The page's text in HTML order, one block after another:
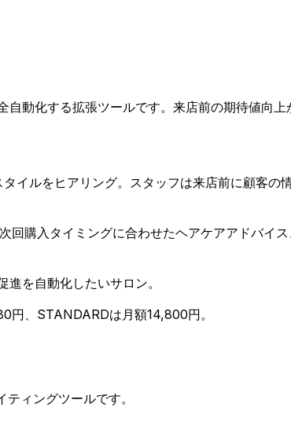
動化する拡張ツールです。来店前の期待値向
イルをヒアリング。スタッフは来店前に顧客の
回購入タイミングに合わせたヘアケアアドバイ
を自動化したいサロン。
円、STANDARDは月額14,800円。
ィングツールです。